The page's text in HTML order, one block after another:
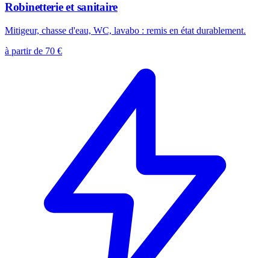
Robinetterie et sanitaire
Mitigeur, chasse d'eau, WC, lavabo : remis en état durablement.
à partir de 70 €